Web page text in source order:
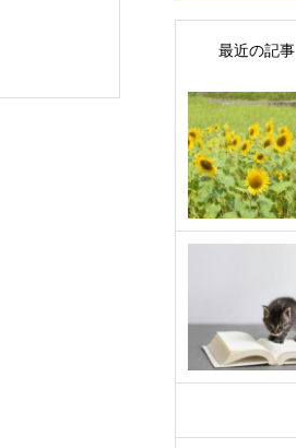
最近の記事